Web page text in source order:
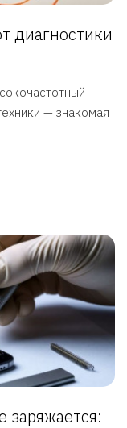
диагностики
— знакомая
заряжается: